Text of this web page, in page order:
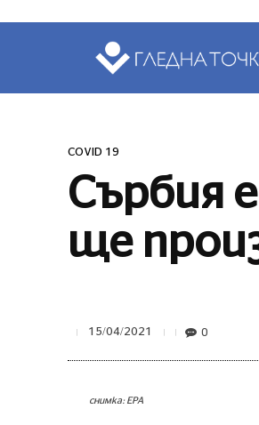
COVID 19
Сърбия
ще
15/04/2021 0
снимка: ЕРА